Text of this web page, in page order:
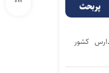
پربحث
کشور